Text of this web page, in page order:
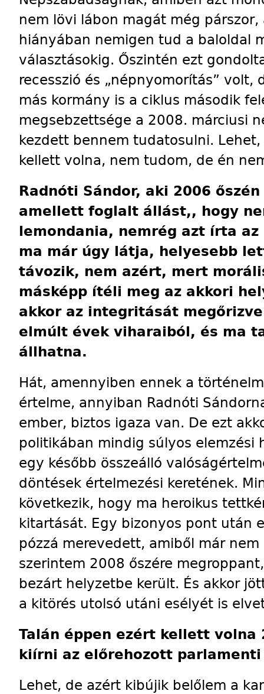
nem lövi lábon magát még párszor,
hiányában nemigen tud a baloldal
választásokig. Őszintén ezt
recesszió és „népnyomorítás”
más kormány is a ciklus második
megsebzettsége a 2008. márciusi
kezdett bennem tudatosulni.
kellett volna, nem tudom, de én
Radnóti Sándor, aki 2006
amellett foglalt állást,, hogy
lemondania, nemrég azt írta
ma már úgy látja, helyesebb
távozik, nem azért, mert
másképp ítéli meg az akkori
akkor az integritását
elmúlt évek viharaiból, és ma
állhatna.
Hát, amennyiben ennek a
értelme, annyiban Radnóti
ember, biztos igaza van. De ezt
politikában mindig súlyos elemzési
egy később összeálló
döntések értelmezési keretének.
következik, hogy ma heroikus
kitartását. Egy bizonyos pont után
pózzá merevedett, amiből már
szerintem 2008 őszére
bezárt helyzetbe került. És akkor
a kitörés utolsó utáni esélyét is
Talán éppen ezért kellett volna
kiírni az előrehozott
Lehet, de azért kibújik belőlem a